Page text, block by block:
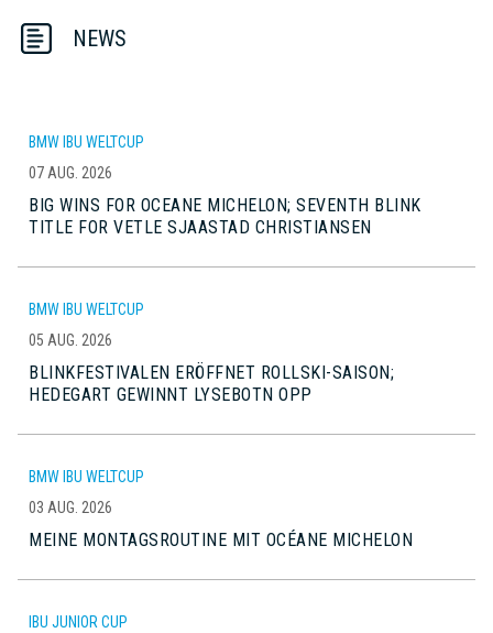
NEWS
BMW IBU WELTCUP
07 AUG. 2026
BIG WINS FOR OCEANE MICHELON; SEVENTH BLINK
TITLE FOR VETLE SJAASTAD CHRISTIANSEN
BMW IBU WELTCUP
05 AUG. 2026
BLINKFESTIVALEN ERÖFFNET ROLLSKI-SAISON;
HEDEGART GEWINNT LYSEBOTN OPP
BMW IBU WELTCUP
03 AUG. 2026
MEINE MONTAGSROUTINE MIT OCÉANE MICHELON
IBU JUNIOR CUP